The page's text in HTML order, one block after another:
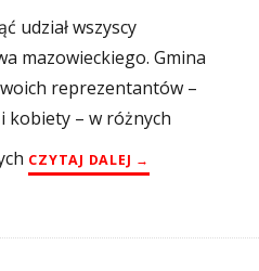
udział wszyscy
mazowieckiego. Gmina
reprezentantów –
kobiety – w różnych
CZYTAJ DALEJ „MAZOWIECKIE